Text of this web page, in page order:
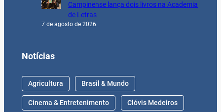
Campinense lança dois livros na Academia
de Letras
7 de agosto de 2026
Notícias
Agricultura Brasil & Mundo
Cinema & Entretenimento Clóvis Medeiros